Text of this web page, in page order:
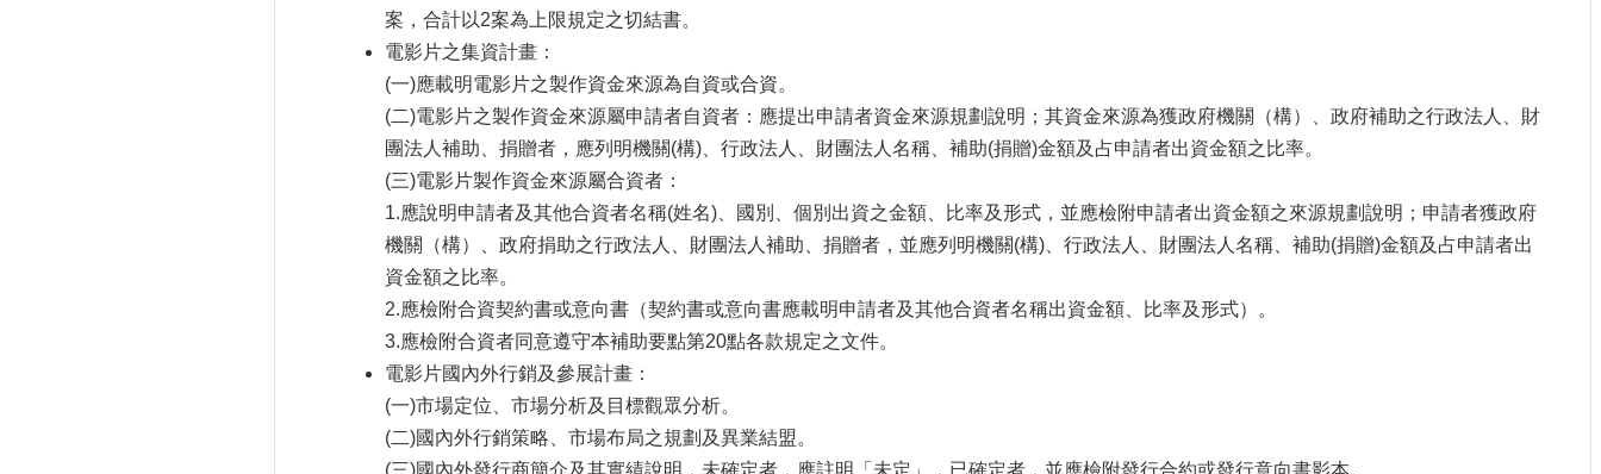
案，合計以2案為上限規定之切結書。
電影片之集資計畫：
(一)應載明電影片之製作資金來源為自資或合資。
(二)電影片之製作資金來源屬申請者自資者：應提出申請者資金來源規劃說明；其資金來源為獲政府機關（構）、政府補助之行政法人、財
團法人補助、捐贈者，應列明機關(構) 、行政法人、財團法人名稱、補助(捐贈)金額及占申請者出資金額之比率。
(三)電影片製作資金來源屬合資者：
1.應說明申請者及其他合資者名稱(姓名) 、國別、個別出資之金額、比率及形式，並應檢附申請者出資金額之來源規劃說明；申請者獲政府
機關（構）、政府捐助之行政法人、財團法人補助、捐贈者，並應列明機關(構) 、行政法人、財團法人名稱、補助(捐贈)金額及占申請者出
資金額之比率。
2.應檢附合資契約書或意向書（契約書或意向書應載明申請者及其他合資者名稱出資金額、比率及形式）。
3.應檢附合資者同意遵守本補助要點第20點各款規定之文件。
電影片國內外行銷及參展計畫：
(一)市場定位、市場分析及目標觀眾分析。
(二)國內外行銷策略、市場布局之規劃及異業結盟。